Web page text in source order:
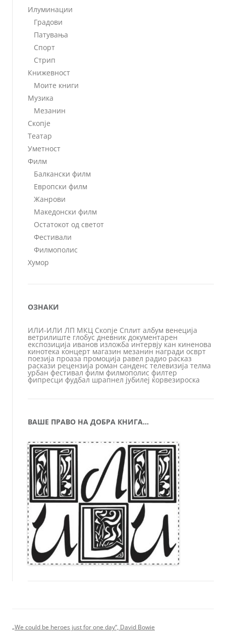
Илуминации
Градови
Патувања
Спорт
Стрип
Книжевност
Моите книги
Музика
Мезанин
Скопје
Театар
Уметност
Филм
Балкански филм
Европски филм
Жанрови
Македонски филм
Остатокот од светот
Фестивали
Филмополис
Хумор
ОЗНАКИ
ИЛИ-ИЛИ ЛП МКЦ Скопје Сплит албум венеција
ветрилиште глобус дневник документарен
експозиција иванов изложба интервју кан киненова
кинотека концерт магазин мезанин награди осврт
поезија проаза промоција равел радио расказ
раскази рецензија роман санденс телевизија телма
урбан фестивал филм филмополис филтер
фипресци фудбал шрапнел јубилеј ќорвезироска
ВАШЕ ПРАВО НА ДОБРА КНИГА…
„We could be heroes just for one day“, David Bowie